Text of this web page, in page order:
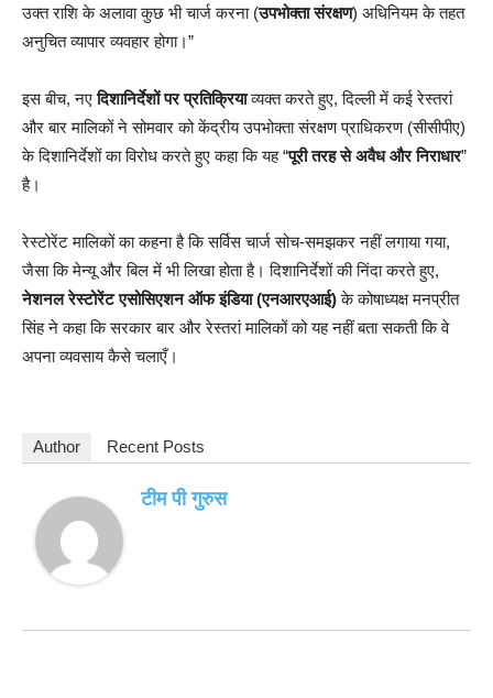
उक्त राशि के अलावा कुछ भी चार्ज करना (उपभोक्ता संरक्षण) अधिनियम के तहत
अनुचित व्यापार व्यवहार होगा।”
इस बीच, नएदिशानिर्देशों पर प्रतिक्रियाव्यक्त करते हुए, दिल्ली में कई रेस्तरां
और बार मालिकों ने सोमवार को केंद्रीय उपभोक्ता संरक्षण प्राधिकरण (सीसीपीए)
के दिशानिर्देशों का विरोध करते हुए कहा कि यह “पूरी तरह से अवैध और निराधार”
है।
रेस्टोरेंट मालिकों का कहना है कि सर्विस चार्ज सोच-समझकर नहीं लगाया गया,
जैसा कि मेन्यू और बिल में भी लिखा होता है। दिशानिर्देशों की निंदा करते हुए,
नेशनल रेस्टोरेंट एसोसिएशन ऑफ इंडिया (एनआरएआई)के कोषाध्यक्ष मनप्रीत
सिंह ने कहा कि सरकार बार और रेस्तरां मालिकों को यह नहीं बता सकती कि वे
अपना व्यवसाय कैसे चलाएँ।
Author Recent Posts
टीम पी गुरुस